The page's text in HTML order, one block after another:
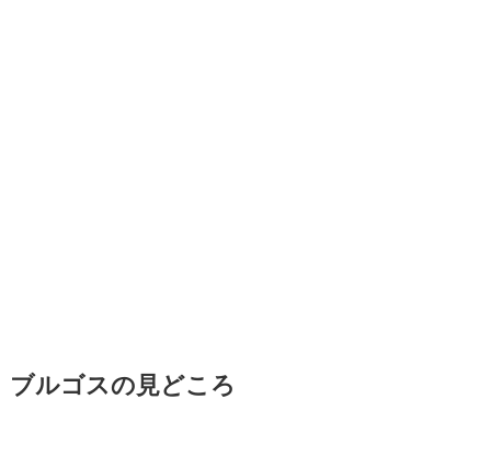
ブルゴスの見どころ